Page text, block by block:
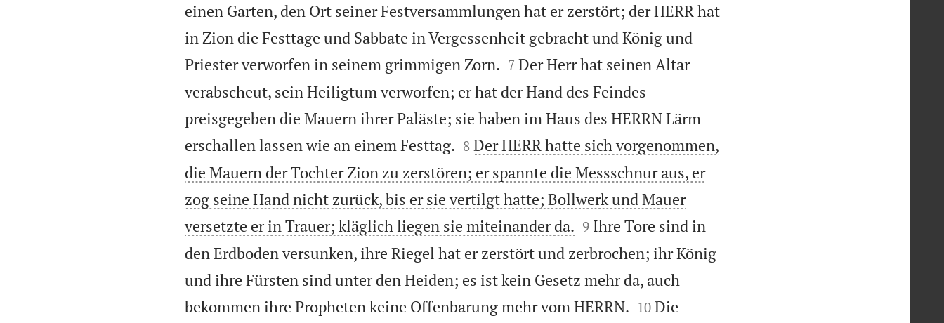
einen Garten, den Ort seiner Festversammlungen hat er zerstört; der HERR hat
in Zion die Festtage und Sabbate in Vergessenheit gebracht und König und
Priester verworfen in seinem grimmigen Zorn.
7 Der Herr hat seinen Altar
verabscheut, sein Heiligtum verworfen; er hat der Hand des Feindes
preisgegeben die Mauern ihrer Paläste; sie haben im Haus des HERRN Lärm
erschallen lassen wie an einem Festtag.
8 Der HERR hatte sich vorgenommen,
die Mauern der Tochter Zion zu zerstören; er spannte die Messschnur aus, er
zog seine Hand nicht zurück, bis er sie vertilgt hatte; Bollwerk und Mauer
versetzte er in Trauer; kläglich liegen sie miteinander da.
9 Ihre Tore sind in
den Erdboden versunken, ihre Riegel hat er zerstört und zerbrochen; ihr König
und ihre Fürsten sind unter den Heiden; es ist kein Gesetz mehr da, auch
bekommen ihre Propheten keine Offenbarung mehr vom HERRN.
10 Die